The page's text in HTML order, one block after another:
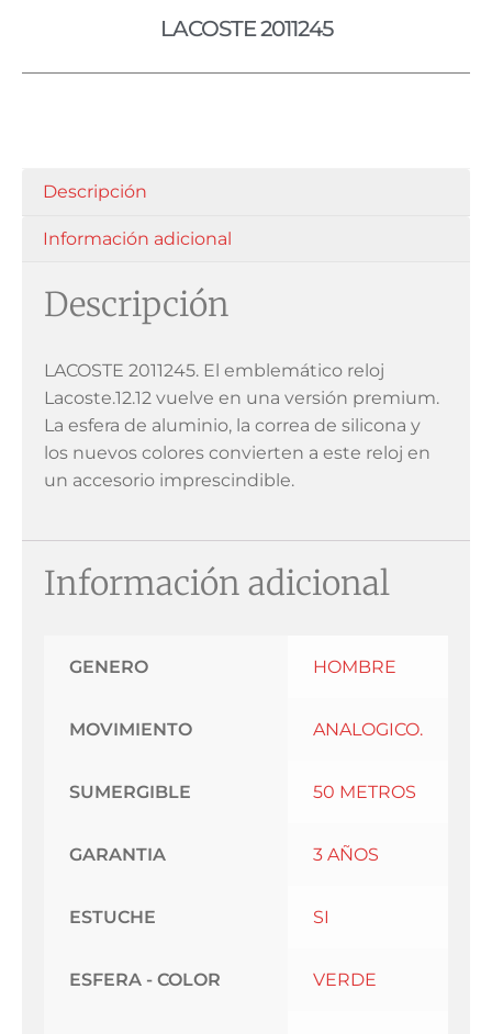
LACOSTE 2011245
Descripción
Información adicional
Descripción
LACOSTE 2011245. El emblemático reloj
Lacoste.12.12 vuelve en una versión premium.
La esfera de aluminio, la correa de silicona y
los nuevos colores convierten a este reloj en
un accesorio imprescindible.
Información adicional
GENERO HOMBRE
MOVIMIENTO ANALOGICO.
SUMERGIBLE 50 METROS
GARANTIA 3 AÑOS
ESTUCHE SI
ESFERA - COLOR VERDE